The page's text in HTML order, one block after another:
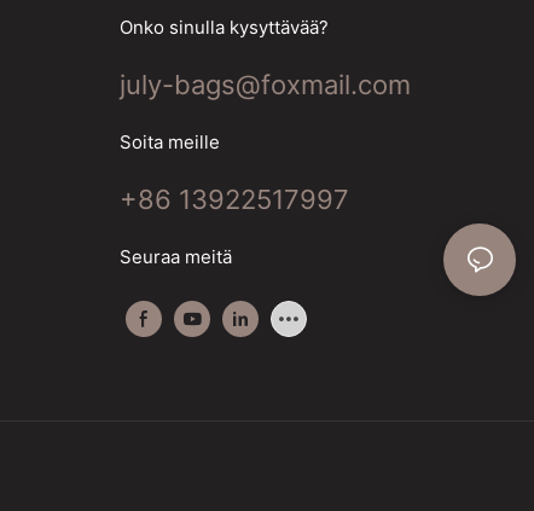
Onko sinulla kysyttävää?
july-bags@foxmail.com
Soita meille
+86 13922517997
Seuraa meitä